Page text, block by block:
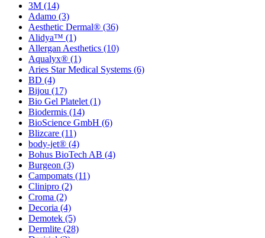
3M (14)
Adamo (3)
Aesthetic Dermal® (36)
Alidya™ (1)
Allergan Aesthetics (10)
Aqualyx® (1)
Aries Star Medical Systems (6)
BD (4)
Bijou (17)
Bio Gel Platelet (1)
Biodermis (14)
BioScience GmbH (6)
Blizcare (11)
body-jet® (4)
Bohus BioTech AB (4)
Burgeon (3)
Campomats (11)
Clinipro (2)
Croma (2)
Decoria (4)
Demotek (5)
Dermlite (28)